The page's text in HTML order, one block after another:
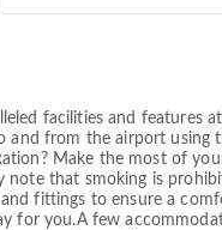
facilities and
and from the airport using
Make the most of
note that smoking is
fittings to ensure a
for you.A few